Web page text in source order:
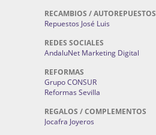
RECAMBIOS / AUTOREPUESTOS
Repuestos José Luis
REDES SOCIALES
AndaluNet Marketing Digital
REFORMAS
Grupo CONSUR
Reformas Sevilla
REGALOS / COMPLEMENTOS
Jocafra Joyeros